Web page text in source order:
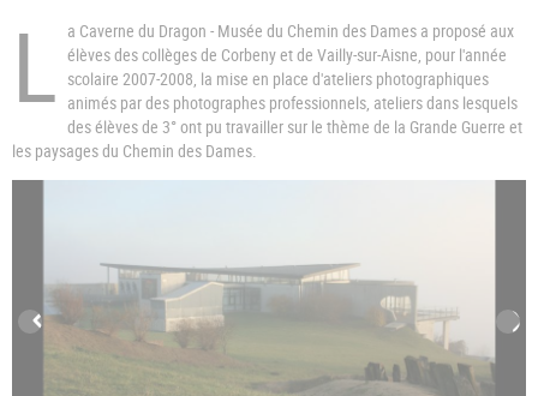
L a Caverne du Dragon - Musée du Chemin des Dames a proposé aux
élèves des collèges de Corbeny et de Vailly-sur-Aisne, pour l'année
scolaire 2007-2008, la mise en place d'ateliers photographiques
animés par des photographes professionnels, ateliers dans lesquels
des élèves de 3° ont pu travailler sur le thème de la Grande Guerre et
les paysages du Chemin des Dames.